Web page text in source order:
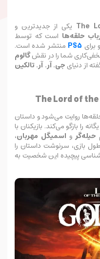
The یکی از جدیدترین و
حلقه‌ها است که توسط
برای PS5 منتشر شده است.
شما را در نقشگالوم
از دنیایجی. آر. آر. تالکین
روایت می‌شود و داستان
را بازگو می‌کند. بازیکنان با
حیله‌گر و اسمیگل مهربان،
بازی، سرنوشت داستان را
پیچیده این شخصیت به